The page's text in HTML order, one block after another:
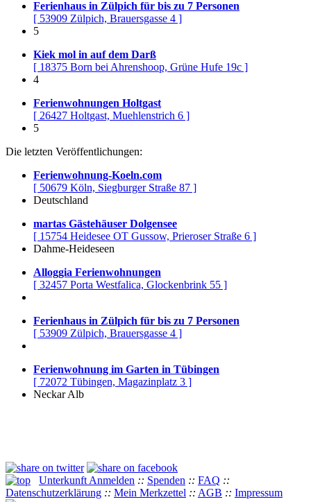
Ferienhaus in Zülpich für bis zu 7 Personen
[ 53909 Zülpich, Brauersgasse 4 ]
5
Kiek mol in auf dem Darß
[ 18375 Born bei Ahrenshoop, Grüne Hufe 19c ]
4
Ferienwohnungen Holtgast
[ 26427 Holtgast, Muehlenstrich 6 ]
5
Die letzten Veröffentlichungen:
Ferienwohnung-Koeln.com
[ 50679 Köln, Siegburger Straße 87 ]
Deutschland
martas Gästehäuser Dolgensee
[ 15754 Heidesee OT Gussow, Prieroser Straße 6 ]
Dahme-Heideseen
Alloggia Ferienwohnungen
[ 32457 Porta Westfalica, Glockenbrink 55 ]
Ferienhaus in Zülpich für bis zu 7 Personen
[ 53909 Zülpich, Brauersgasse 4 ]
Ferienwohnung im Garten in Tübingen
[ 72072 Tübingen, Magazinplatz 3 ]
Neckar Alb
Unterkunft Anmelden :: Spenden :: FAQ ::
Datenschutzerklärung :: Mein Merkzettel :: AGB :: Impressum